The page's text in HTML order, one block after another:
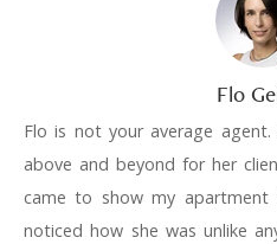
Flo
Flo is not your average
above and beyond for her
came to show my
noticed how she was unlike